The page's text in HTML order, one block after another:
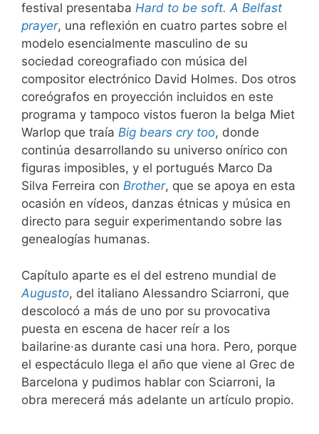
festival presentaba Hard to be soft. A Belfast
prayer, una reflexión en cuatro partes sobre el
modelo esencialmente masculino de su
sociedad coreografiado con música del
compositor electrónico David Holmes. Dos otros
coreógrafos en proyección incluidos en este
programa y tampoco vistos fueron la belga Miet
Warlop que traía Big bears cry too, donde
continúa desarrollando su universo onírico con
figuras imposibles, y el portugués Marco Da
Silva Ferreira con Brother, que se apoya en esta
ocasión en vídeos, danzas étnicas y música en
directo para seguir experimentando sobre las
genealogías humanas.
Capítulo aparte es el del estreno mundial de
Augusto, del italiano Alessandro Sciarroni, que
descolocó a más de uno por su provocativa
puesta en escena de hacer reír a los
bailarine·as durante casi una hora. Pero, porque
el espectáculo llega el año que viene al Grec de
Barcelona y pudimos hablar con Sciarroni, la
obra merecerá más adelante un artículo propio.